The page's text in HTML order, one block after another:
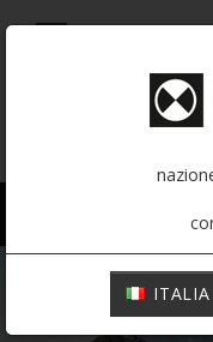
ITALIA